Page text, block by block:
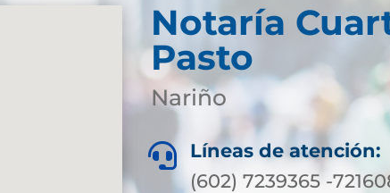
Notaría
Pasto
Nariño

Líneas de atención:
(602) 7239365 -